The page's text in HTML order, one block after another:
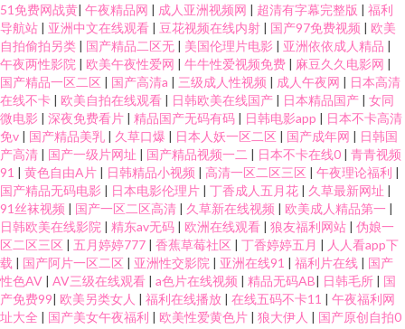
51免费网战黄| 午夜精品网 | 成人亚洲视频网 | 超清有字幕完整版 | 福利
导航站 | 亚洲中文在线观看 | 豆花视频在线内射 | 国产97免费视频 | 欧美
自拍偷拍另类 | 国产精品二区无 | 美国伦理片电影 | 亚洲依依成人精品 |
午夜两性影院 | 欧美午夜性爱网 | 牛牛性爱视频免费 | 麻豆久久电影网 |
国产精品一区二区 | 国产高清a | 三级成人性视频 | 成人午夜网 | 日本高清
在线不卡 | 欧美自拍在线观看 | 日韩欧美在线国产 | 日本精品国产 | 女同
微电影 | 深夜免费看片 | 精品国产无码有码 | 日韩电影app | 日本不卡高清
免v | 国产精品美乳 | 久草口爆 | 日本人妖一区二区 | 国产成年网 | 日韩国
产高清 | 国产一级片网址 | 国产精品视频一二 | 日本不卡在线0 | 青青视频
91 | 黄色自由A片 | 日韩精品小视频 | 高清一区二区三区 | 午夜理论福利 |
国产精品无码电影 | 日本电影伦理片 | 丁香成人五月花 | 久草最新网址 |
91丝袜视频 | 国产一区二区高清 | 久草新在线视频 | 欧美成人精品第一 |
日韩欧美在线影院 | 精东av无码 | 欧洲在线观看 | 狼友福利网站 | 伪娘一
区二区三区 | 五月婷婷777 | 香蕉草莓社区 | 丁香婷婷五月 | 人人看app下
载 | 国产阿片一区二区 | 亚洲性交影院 | 亚洲在线91 | 福利片在线 | 国产
性色AV | AV三级在线观看 | a色片在线视频 | 精品无码AB| 日韩毛所 | 国
产免费99| 欧美另类女人 | 福利在线播放 | 在线五码不卡11 | 午夜福利网
址大全 | 国产美女午夜福利 | 欧美性爱黄色片 | 狼大伊人 | 国产原创自拍0